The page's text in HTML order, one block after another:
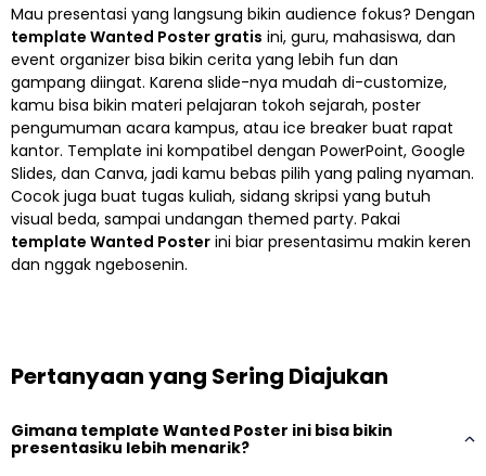
Mau presentasi yang langsung bikin audience fokus? Dengan
template Wanted Poster gratis ini, guru, mahasiswa, dan
event organizer bisa bikin cerita yang lebih fun dan
gampang diingat. Karena slide-nya mudah di-customize,
kamu bisa bikin materi pelajaran tokoh sejarah, poster
pengumuman acara kampus, atau ice breaker buat rapat
kantor. Template ini kompatibel dengan PowerPoint, Google
Slides, dan Canva, jadi kamu bebas pilih yang paling nyaman.
Cocok juga buat tugas kuliah, sidang skripsi yang butuh
visual beda, sampai undangan themed party. Pakai
template Wanted Poster ini biar presentasimu makin keren
dan nggak ngebosenin.
Pertanyaan yang Sering Diajukan
Gimana template Wanted Poster ini bisa bikin
presentasiku lebih menarik?